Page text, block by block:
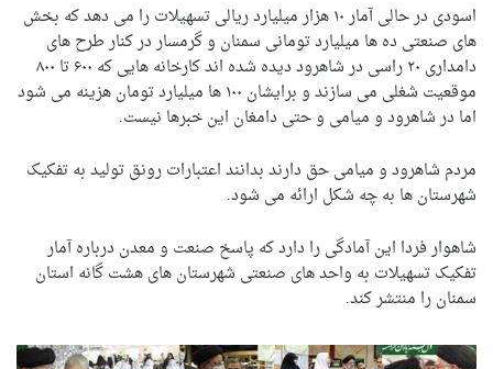
اسودی در حالی آمار ۱۰ هزار میلیارد ریالی تسهیلات را می دهد که بخش
های صنعتی ده ها میلیارد تومانی سمنان و گرمسار در کنار طرح های
دامداری ۲۰ راسی در شاهرود دیده شده اند کارخانه هایی که ۶۰۰ تا ۸۰۰
موقعیت شغلی می سازند و برایشان ۱۰۰ ها میلیارد تومان هزینه می شود
اما در شاهرود و میامی و حتی دامغان این خبرها نیست.
مردم شاهرود و میامی حق دارند بدانند اعتبارات رونق تولید به تفکیک
شهرستان ها به چه شکل ارائه می شود.
شاهوار فردا این آمادگی را دارد که پاسخ صنعت و معدن درباره آمار
تفکیک تسهیلات به واحد های صنعتی شهرستان های هشت گانه استان
سمنان را منتشر کند.